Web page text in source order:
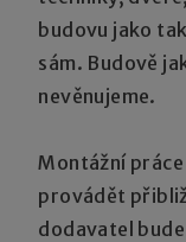
budovu jako
sám. Budově
nevěnujeme.
Montážní práce
provádět
dodavatel